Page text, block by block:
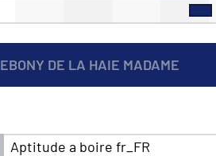
EBONY DE LA HAIE MADAME
Aptitude a boire fr_FR